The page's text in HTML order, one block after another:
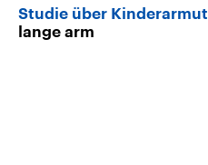
Studie über Kinderarmut
lange arm